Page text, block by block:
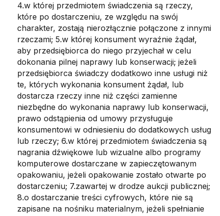
4.w której przedmiotem świadczenia są rzeczy,
które po dostarczeniu, ze względu na swój
charakter, zostają nierozłącznie połączone z innymi
rzeczami; 5.w której konsument wyraźnie żądał,
aby przedsiębiorca do niego przyjechał w celu
dokonania pilnej naprawy lub konserwacji; jeżeli
przedsiębiorca świadczy dodatkowo inne usługi niż
te, których wykonania konsument żądał, lub
dostarcza rzeczy inne niż części zamienne
niezbędne do wykonania naprawy lub konserwacji,
prawo odstąpienia od umowy przysługuje
konsumentowi w odniesieniu do dodatkowych usług
lub rzeczy; 6.w której przedmiotem świadczenia są
nagrania dźwiękowe lub wizualne albo programy
komputerowe dostarczane w zapieczętowanym
opakowaniu, jeżeli opakowanie zostało otwarte po
dostarczeniu; 7.zawartej w drodze aukcji publicznej;
8.o dostarczanie treści cyfrowych, które nie są
zapisane na nośniku materialnym, jeżeli spełnianie